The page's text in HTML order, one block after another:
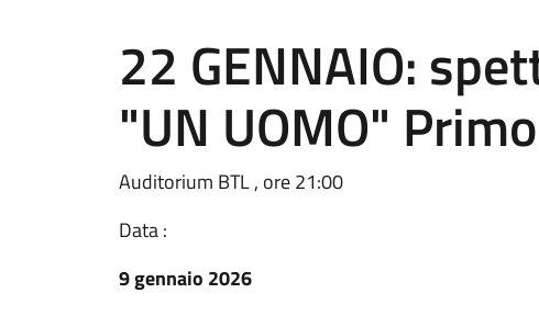
22 GENNAIO:
"UN UOMO"
Auditorium BTL , ore 21:00
Data :
9 gennaio 2026